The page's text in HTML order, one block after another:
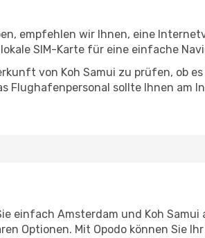
empfehlen wir Ihnen, eine
SIM-Karte für eine einfache
von Koh Samui zu prüfen, ob
Flughafenpersonal sollte Ihnen am
einfach Amsterdam und Koh
Optionen. Mit Opodo können Sie